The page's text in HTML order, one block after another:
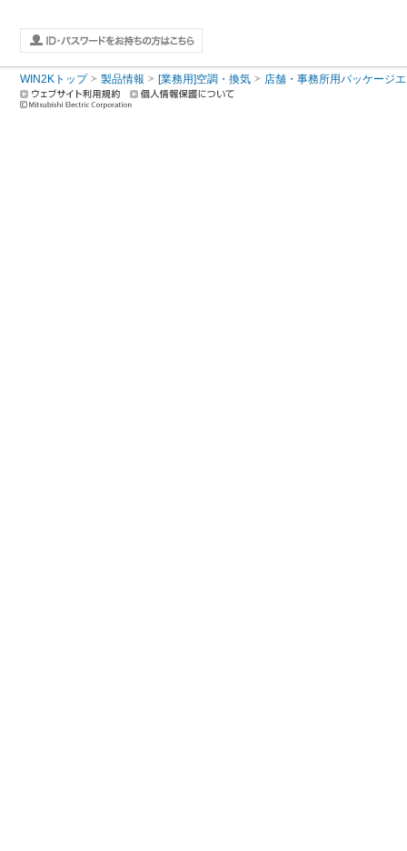
WIN2Kトップ 製品情報 [業務用]空調・換気 店舗・事務所用パッケージ